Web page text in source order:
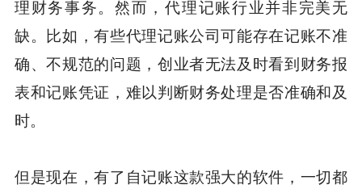
理财务事务。然而，代理记账行业并非完美无
缺。比如，有些代理记账公司可能存在记账不准
确、不规范的问题，创业者无法及时看到财务报
表和记账凭证，难以判断财务处理是否准确和及
时。
但是现在，有了自记账这款强大的软件，一切都